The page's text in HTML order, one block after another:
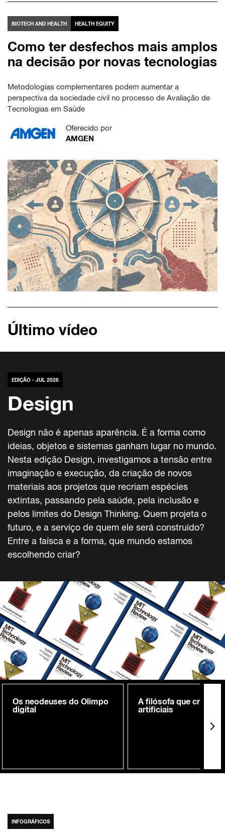
BIOTECH AND HEALTH HEALTH EQUITY
Como ter desfechos mais amplos
na decisão por novas tecnologias
Metodologias complementares podem aumentar a
perspectiva da sociedade civil no processo de Avaliação de
Tecnologias em Saúde
Oferecido por
AMGEN
Último vídeo
EDIÇÃO - JUL 2026
Design
Design não é apenas aparência. É a forma como
ideias, objetos e sistemas ganham lugar no mundo.
Nesta edição Design, investigamos a tensão entre
imaginação e execução, da criação de novos
materiais aos projetos que recriam espécies
extintas, passando pela saúde, pela inclusão e
pelos limites do Design Thinking. Quem projeta o
futuro, e a serviço de quem ele será construído?
Entre a faísca e a forma, que mundo estamos
escolhendo criar?
Os neodeuses do Olimpo
digital
A filósofa que cria
artificiais
INFOGRÁFICOS